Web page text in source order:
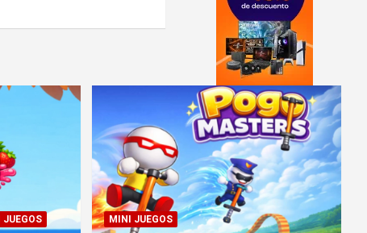
JUEGOS MINI JUEGOS